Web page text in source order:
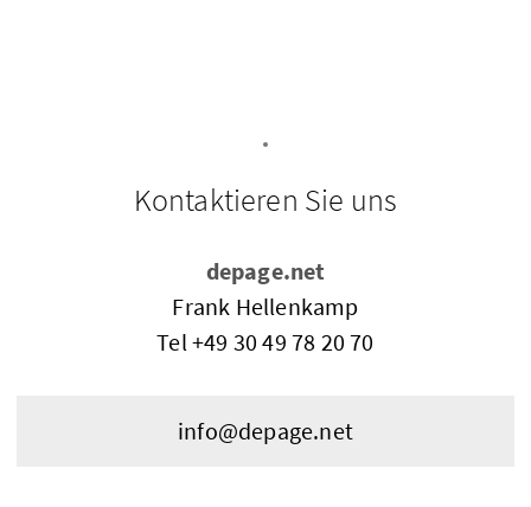
Kontaktieren Sie uns
depage.net
Frank Hellenkamp
Tel+49 30 49 78 20 70
info@depage.net